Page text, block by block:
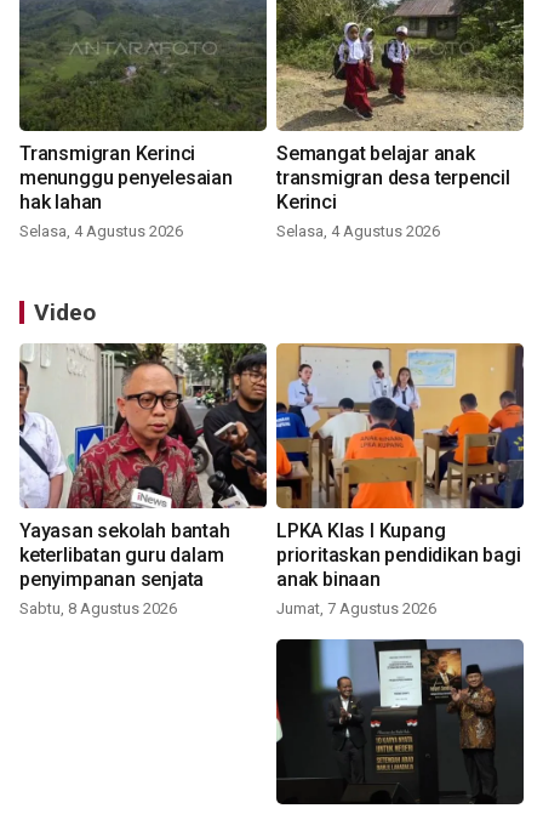
Transmigran Kerinci
menunggu penyelesaian
hak lahan
Selasa, 4 Agustus 2026
Semangat belajar anak
transmigran desa terpencil
Kerinci
Selasa, 4 Agustus 2026
Video
Yayasan sekolah bantah
keterlibatan guru dalam
penyimpanan senjata
Sabtu, 8 Agustus 2026
LPKA Klas I Kupang
prioritaskan pendidikan bagi
anak binaan
Jumat, 7 Agustus 2026